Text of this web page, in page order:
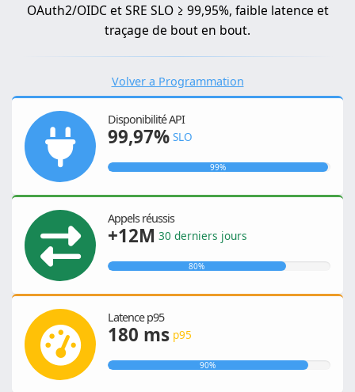
OAuth2/OIDC et SRE SLO ≥ 99,95%, faible latence et
traçage de bout en bout.
Volver a Programmation
Disponibilité API
99,97% SLO
99%
Appels réussis
+12M 30 derniers jours
80%
Latence p95
180 ms p95
90%